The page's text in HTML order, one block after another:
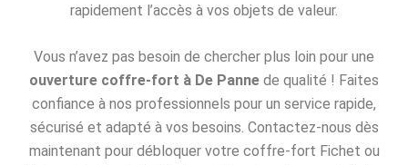
rapidement l’accès à vos objets de valeur.
Vous n’avez pas besoin de chercher plus loin pour une
ouverture coffre-fort à De Panne de qualité ! Faites
confiance à nos professionnels pour un service rapide,
sécurisé et adapté à vos besoins. Contactez-nous dès
maintenant pour débloquer votre coffre-fort Fichet ou